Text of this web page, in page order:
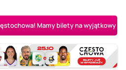
Mamy bilety na wyjątkowy